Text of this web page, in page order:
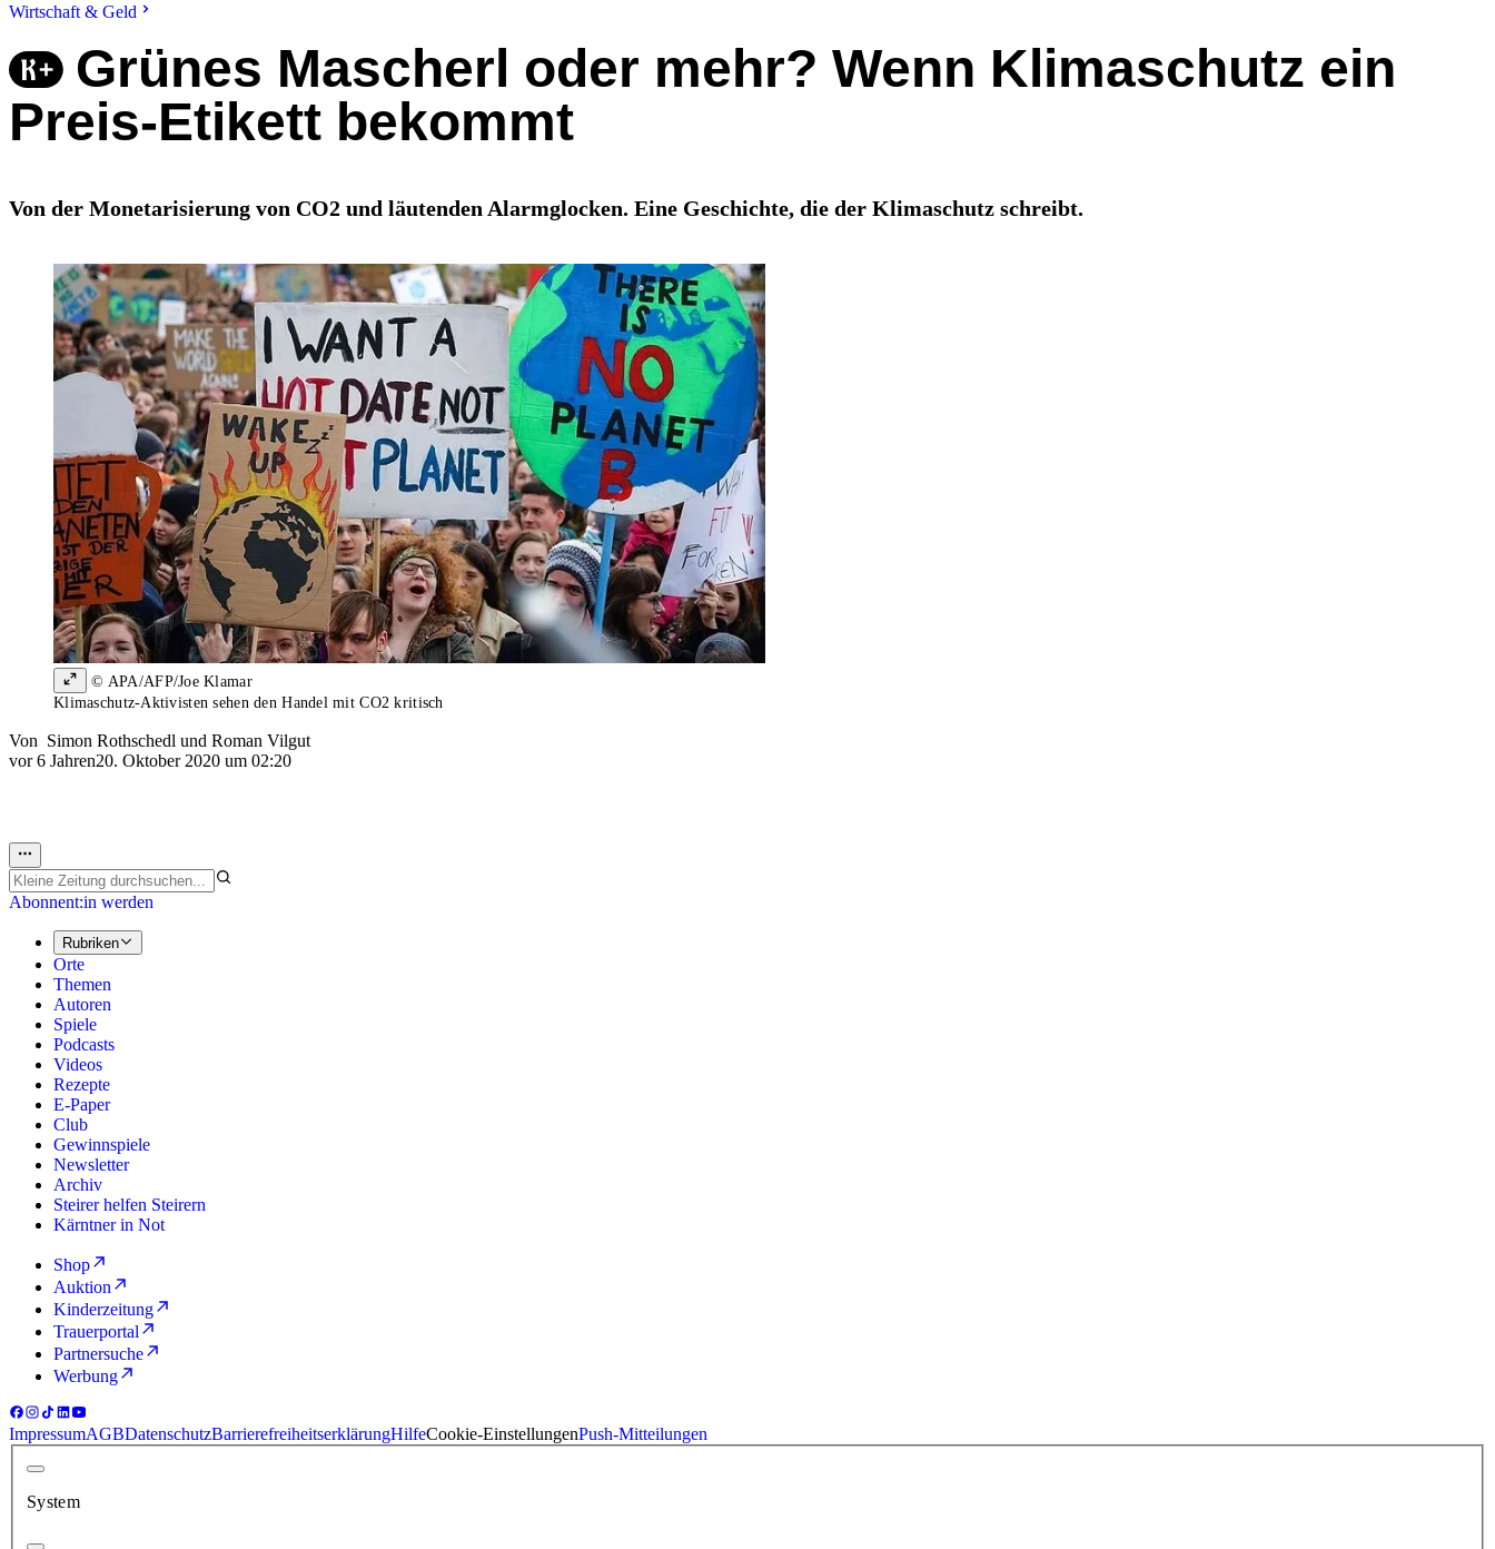
Wirtschaft & Geld
Grünes Mascherl oder mehr? Wenn Klimaschutz ein
Preis-Etikett bekommt
Von der Monetarisierung von CO2 und läutenden Alarmglocken. Eine Geschichte, die der Klimaschutz schreibt.
© APA/AFP/Joe Klamar
Klimaschutz-Aktivisten sehen den Handel mit CO2 kritisch
Von Simon Rothschedl und Roman Vilgut
vor 6 Jahren20. Oktober 2020 um 02:20
Abonnent:in werden
Rubriken
Orte
Themen
Autoren
Spiele
Podcasts
Videos
Rezepte
E-Paper
Club
Gewinnspiele
Newsletter
Archiv
Steirer helfen Steirern
Kärntner in Not
Shop
Auktion
Kinderzeitung
Trauerportal
Partnersuche
Werbung
ImpressumAGBDatenschutzBarrierefreiheitserklärungHilfeCookie-EinstellungenPush-Mitteilungen
System